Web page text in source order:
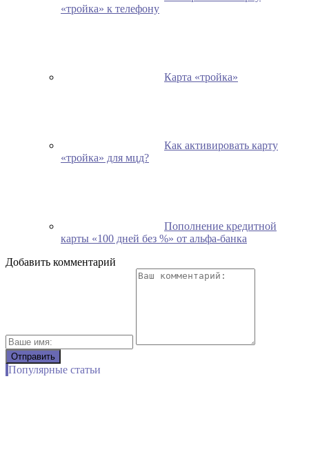
«тройка» к телефону
Карта «тройка»
Как активировать карту
«тройка» для мцд?
Пополнение кредитной
карты «100 дней без %» от альфа-банка
Добавить комментарий
Популярные статьи